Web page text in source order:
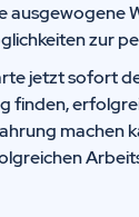
ausgewogene
zur
jetzt sofort
finden,
machen